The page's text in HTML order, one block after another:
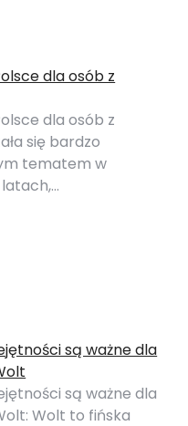
dla osób z
dla osób z
się bardzo
tematem w
są ważne dla
są ważne dla
Wolt to fińska